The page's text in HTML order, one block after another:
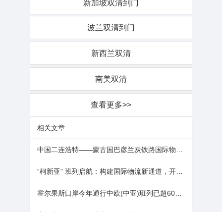
新加坡双清到门
波兰双清到门
新西兰双清
南美双清
查看更多>>
相关文章